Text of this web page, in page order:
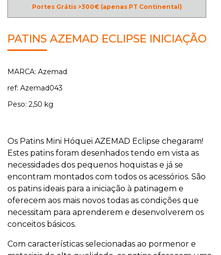
Portes Grátis >300€ (apenas PT Continental)
PATINS AZEMAD ECLIPSE INICIAÇÃO
MARCA: Azemad
ref: Azemad043
Peso: 2,50 kg
Os Patins Mini Hóquei AZEMAD Eclipse chegaram!
Estes patins foram desenhados tendo em vista as
necessidades dos pequenos hoquistas e já se
encontram montados com todos os acessórios. São
os patins ideais para a iniciação à patinagem e
oferecem aos mais novos todas as condições que
necessitam para aprenderem e desenvolverem os
conceitos básicos.
Com características selecionadas ao pormenor e